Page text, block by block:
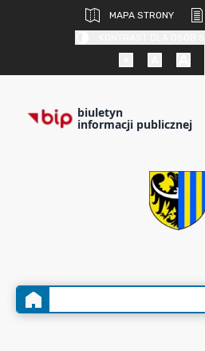
MAPA STRONY
biuletyn
informacji publicznej